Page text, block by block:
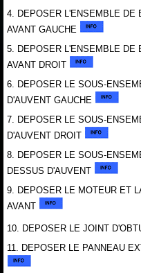
4. DEPOSER L'ENSEMBLE DE
AVANT GAUCHE
5. DEPOSER L'ENSEMBLE DE
AVANT DROIT
6. DEPOSER LE SOUS-
D'AUVENT GAUCHE
7. DEPOSER LE SOUS-
D'AUVENT DROIT
8. DEPOSER LE SOUS-
DESSUS D'AUVENT
9. DEPOSER LE MOTEUR ET
AVANT
10. DEPOSER LE JOINT
11. DEPOSER LE PANNEAU